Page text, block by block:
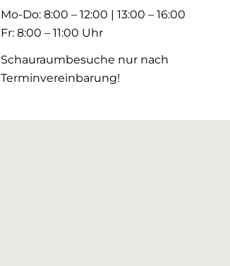
Mo-Do: 8:00 – 12:00 | 13:00 – 16:00
Fr: 8:00 – 11:00 Uhr
Schauraumbesuche nur nach
Terminvereinbarung!